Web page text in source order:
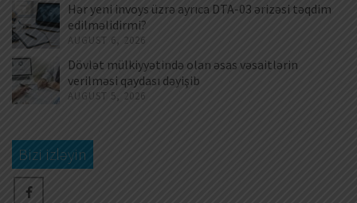
Hər yeni invoys üzrə ayrıca DTA-03 ərizəsi təqdim
edilməlidirmi?
AUGUST 6, 2026
Dövlət mülkiyyətində olan əsas vəsaitlərin
verilməsi qaydası dəyişib
AUGUST 5, 2026
Bizi izləyin